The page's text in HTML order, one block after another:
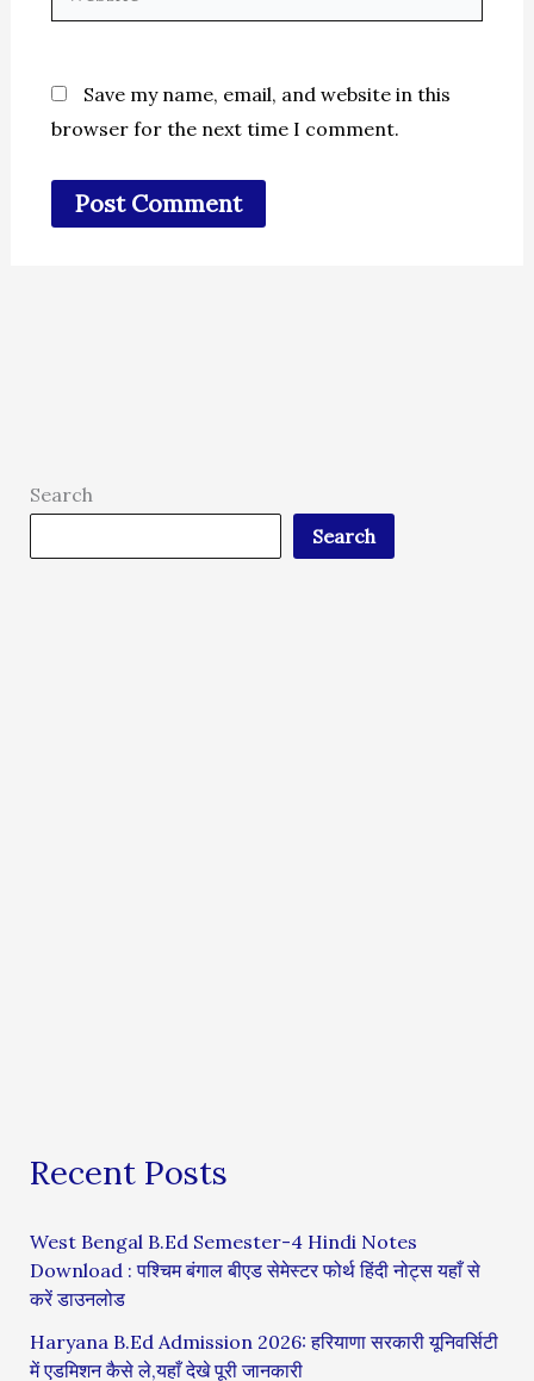
Save my name, email, and website in this
browser for the next time I comment.
Search
Search
Recent Posts
West Bengal B.Ed Semester-4 Hindi Notes
Download : पश्चिम बंगाल बीएड सेमेस्टर फोर्थ हिंदी नोट्स यहाँ से
करें डाउनलोड
Haryana B.Ed Admission 2026: हरियाणा सरकारी यूनिवर्सिटी
में एडमिशन कैसे ले,यहाँ देखे पूरी जानकारी